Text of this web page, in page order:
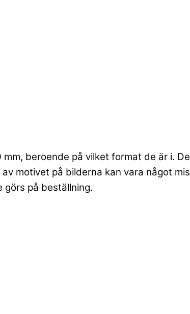
beroende på vilket format de är i.
motivet på bilderna kan vara något
görs på beställning.